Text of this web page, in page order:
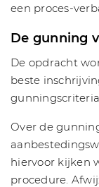
een proces-
De gunning
De opdracht
beste
Over de
hiervoor kijken
procedure.